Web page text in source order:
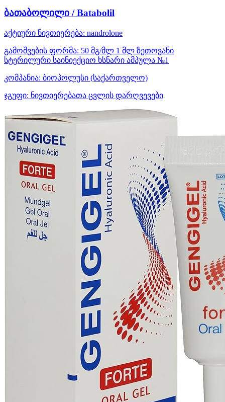
ბათაბოლილი / Batabolil
აქტიური ნივთიერება: nandrolone
გამოშვების ფორმა: 50 მგ/მლ 1 მლ ზეთოვანი
სტერილური საინიექციო ხსნარი ამპულა №1
კომპანია: ბიოპოლუსი (საქართველო)
ჯგუფი: ნივთიერებათა ცვლის დარღვევები